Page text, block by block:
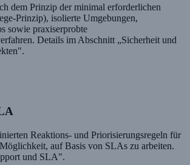
dem Prinzip der minimal erforderlichen
Prinzip), isolierte Umgebungen,
sowie praxiserprobte
Details im Abschnitt „Sicherheit und
Reaktions- und Priorisierungsregeln für
auf Basis von SLAs zu arbeiten.
und SLA".